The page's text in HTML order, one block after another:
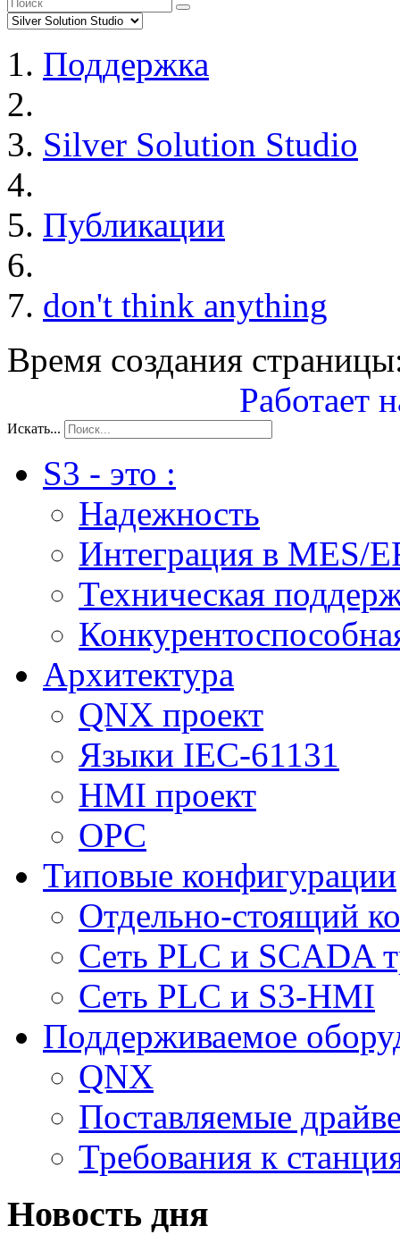
Поддержка
Silver Solution Studio
Публикации
don't think anything
Время создания
Работает
Искать...
S3 - это :
Надежность
Интеграция в MES/
Техническая
Архитектура
QNX проект
Языки IEC-61131
HMI проект
ОPC
Типовые конфигурации
Отдельно-стоящий
Сеть PLC и SCADA
Сеть PLC и S3-HMI
Поддерживаемое
QNX
Поставляемые
Требования к
Новость дня